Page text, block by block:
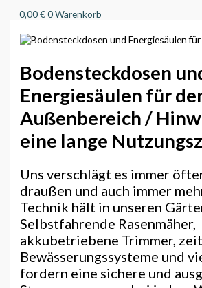
0,00€0Warenkorb
Bodensteckdosen
Energiesäulen für
Außenbereich /
eine lange
Uns verschlägt es immer
draußen und auch immer
Technik hält in unseren
Selbstfahrende Rasenmäher,
akkubetriebene Trimmer,
Bewässerungssysteme und
fordern eine sichere und